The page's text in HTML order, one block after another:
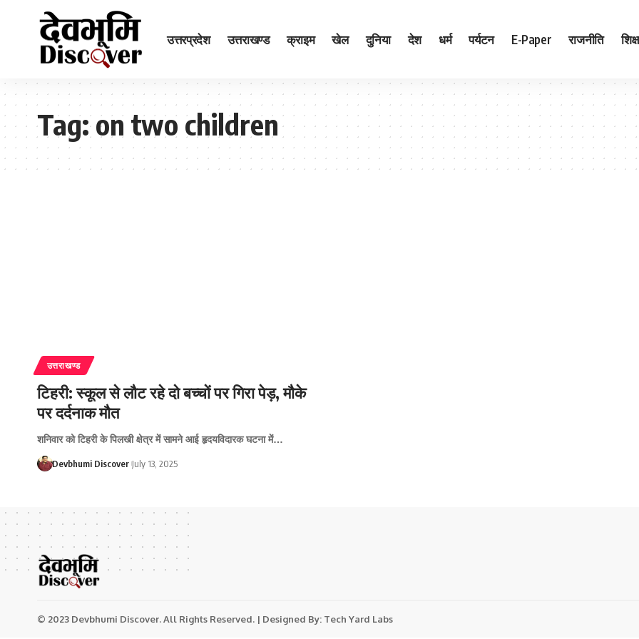
उत्तरप्रदेश उत्तराखण्ड क्राइम खेल दुनिया देश धर्म पर्यटन E-Paper राजनीति
Tag:on two children
उत्तराखण्ड
टिहरी: स्कूल से लौट रहे दो बच्चों पर गिरा पेड़, मौके
पर दर्दनाक मौत
शनिवार को टिहरी के पिलखी क्षेत्र में सामने आई हृदयविदारक घटना में…
Devbhumi Discover July 13, 2025
© 2023 Devbhumi Discover. All Rights Reserved. | Designed By: Tech Yard Labs